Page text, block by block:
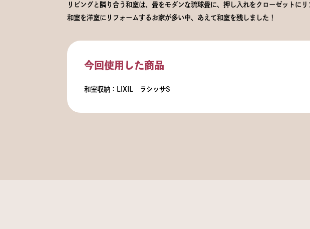
リビングと隣り合う和室は、畳をモダンな琉球畳に、押し入れをクローゼットにリ
和室を洋室にリフォームするお家が多い中、あえて和室を残しました！
今回使用した商品
和室収納：LIXIL ラシッサS